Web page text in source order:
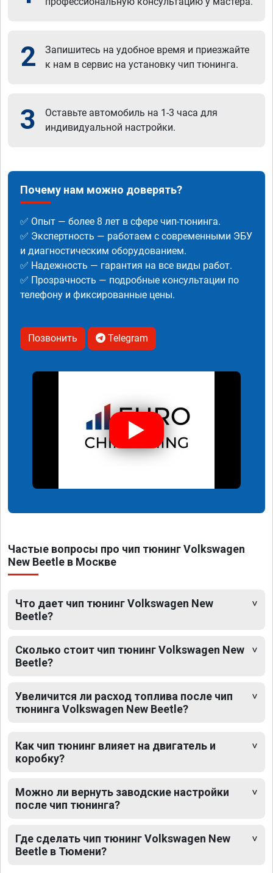
2
Запишитесь на удобное время и приезжайте
к нам в сервис на установку чип тюнинга.
3
Оставьте автомобиль на 1-3 часа для
индивидуальной настройки.
Почему нам можно доверять?
✅ Опыт — более 8 лет в сфере чип-тюнинга.
✅ Экспертность — работаем с современными ЭБУ
и диагностическим оборудованием.
✅ Надежность — гарантия на все виды работ.
✅ Прозрачность — подробные консультации по
телефону и фиксированные цены.
Позвонить Telegram
Частые вопросы про чип тюнинг Volkswagen
New Beetle в Москве
Что дает чип тюнинг Volkswagen New
Beetle?
Сколько стоит чип тюнинг Volkswagen New
Beetle?
Увеличится ли расход топлива после чип
тюнинга Volkswagen New Beetle?
Как чип тюнинг влияет на двигатель и
коробку?
Можно ли вернуть заводские настройки
после чип тюнинга?
Где сделать чип тюнинг Volkswagen New
Beetle в Тюмени?